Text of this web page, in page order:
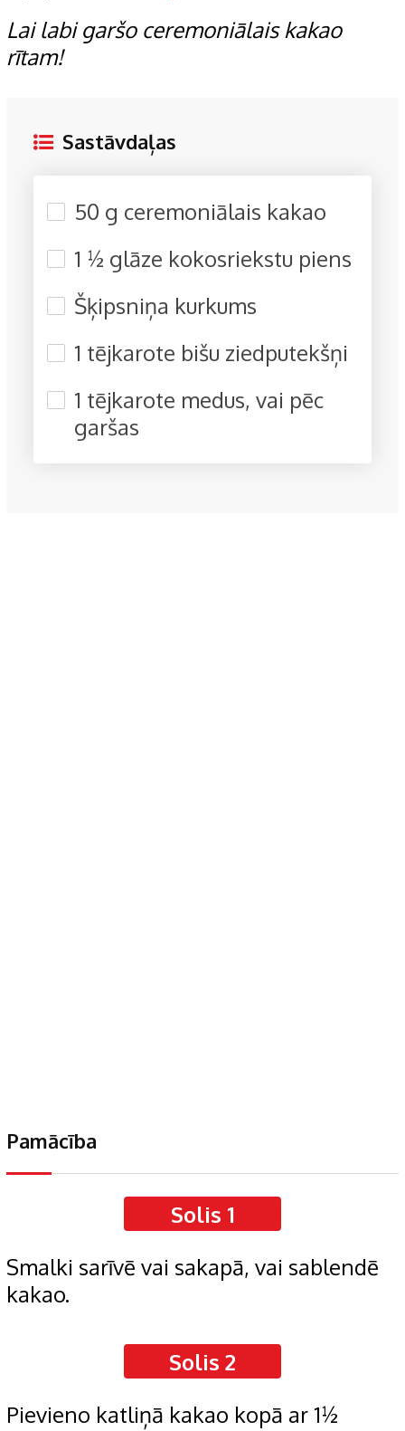
Lai labi garšo ceremoniālais kakao
rītam!
Sastāvdaļas
50 g ceremoniālais kakao
1 ½ glāze kokosriekstu piens
Šķipsniņa kurkums
1 tējkarote bišu ziedputekšņi
1 tējkarote medus, vai pēc
garšas
Pamācība
Solis 1
Smalki sarīvē vai sakapā, vai sablendē
kakao.
Solis 2
Pievieno katliņā kakao kopā ar 1½